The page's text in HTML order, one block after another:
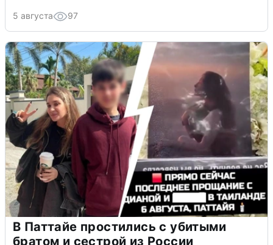
5 августа 97
В Паттайе простились с убитыми
братом и сестрой из России